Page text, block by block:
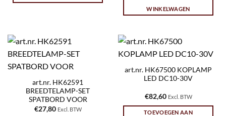
WINKELWAGEN
art.nr. HK62591
BREEDTELAMP-SET
SPATBORD VOOR
€27,80 Excl. BTW
art.nr. HK67500 KOPLAMP
LED DC10-30V
€82,60 Excl. BTW
TOEVOEGEN AAN